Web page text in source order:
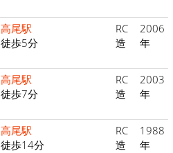
高尾駅
徒歩5分
RC
造
2006
年
高尾駅
徒歩7分
RC
造
2003
年
高尾駅
徒歩14分
RC
造
1988
年